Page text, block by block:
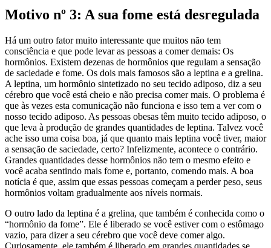
Motivo nº 3: A sua fome está desregulada
Há um outro fator muito interessante que muitos não tem
consciência e que pode levar as pessoas a comer demais: Os
hormônios. Existem dezenas de hormônios que regulam a sensação
de saciedade e fome. Os dois mais famosos são a leptina e a grelina.
A leptina, um hormônio sintetizado no seu tecido adiposo, diz a seu
cérebro que você está cheio e não precisa comer mais. O problema é
que às vezes esta comunicação não funciona e isso tem a ver com o
nosso tecido adiposo. As pessoas obesas têm muito tecido adiposo, o
que leva à produção de grandes quantidades de leptina. Talvez você
ache isso uma coisa boa, já que quanto mais leptina você tiver, maior
a sensação de saciedade, certo? Infelizmente, acontece o contrário.
Grandes quantidades desse hormônios não tem o mesmo efeito e
você acaba sentindo mais fome e, portanto, comendo mais. A boa
notícia é que, assim que essas pessoas começam a perder peso, seus
hormônios voltam gradualmente aos níveis normais.
O outro lado da leptina é a grelina, que também é conhecida como o
“hormônio da fome”. Ele é liberado se você estiver com o estômago
vazio, para dizer a seu cérebro que você deve comer algo.
Curiosamente, ele também é liberado em grandes quantidades se